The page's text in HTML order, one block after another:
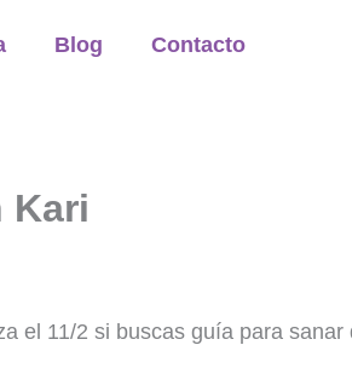
Blog Contacto
Kari
el 11/2 si buscas guía para sanar